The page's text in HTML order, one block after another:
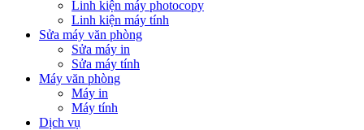
Linh kiện máy photocopy
Linh kiện máy tính
Sửa máy văn phòng
Sửa máy in
Sửa máy tính
Máy văn phòng
Máy in
Máy tính
Dịch vụ